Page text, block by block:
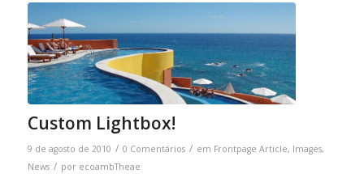
Custom Lightbox!
9 de agosto de 2010 / 0 Comentários / em Frontpage Article, Images,
News / por ecoambTheae